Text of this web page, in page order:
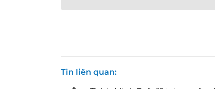
Tin liên quan